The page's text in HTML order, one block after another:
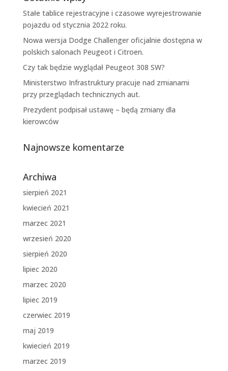
Stałe tablice rejestracyjne i czasowe wyrejestrowanie
pojazdu od stycznia 2022 roku.
Nowa wersja Dodge Challenger oficjalnie dostępna w
polskich salonach Peugeot i Citroen.
Czy tak będzie wyglądał Peugeot 308 SW?
Ministerstwo Infrastruktury pracuje nad zmianami
przy przeglądach technicznych aut.
Prezydent podpisał ustawę – będą zmiany dla
kierowców
Najnowsze komentarze
Archiwa
sierpień 2021
kwiecień 2021
marzec 2021
wrzesień 2020
sierpień 2020
lipiec 2020
marzec 2020
lipiec 2019
czerwiec 2019
maj 2019
kwiecień 2019
marzec 2019